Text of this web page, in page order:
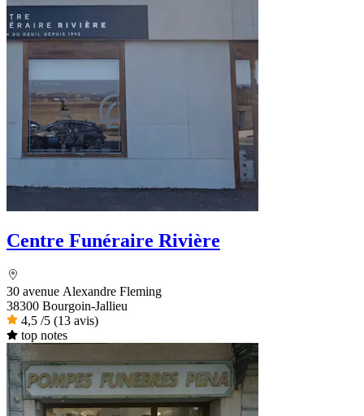
Centre Funéraire Rivière
30 avenue Alexandre Fleming
38300 Bourgoin-Jallieu
4,5 /5 (13 avis)
top notes